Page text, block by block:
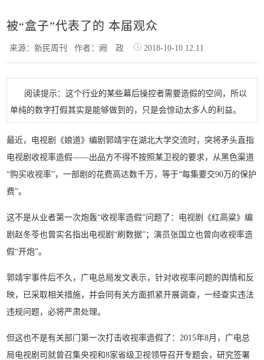
被“盒子”代表了的 本届观众
来源：新民周刊作者：阙 政 2018-10-10 12:11
阅读提示：这个行业的某些幕后操控者需要造假的空间，所以
单纯的数字打假其实是能够做到的，只是会惊动太多人的利益。
最近，电视剧《娘道》编剧郭靖宇在湖北大学交流时，突将矛头直指
电视剧收视率造假——出品方不得不按照某卫视的要求，从黑色渠道
“购买收视率”，一部剧的花费高达数千万，等于“每集要交90万的保护
费”。
这不是从业者第一次炮轰“收视率造假”问题了：电视剧《红高粱》编
剧赵冬苓也曾实名指出电视剧“刷数据”；演员张国立也曾向收视率造
假“开炮”。
郭靖宇事件后不久，广电总局发文表示，针对收视率问题的舆情和反
映，已采取相关措施，并会同有关方面抓紧开展调查，一经查实违法
违规问题，必将严肃处理。
但这也不是有关部门第一次打击收视率造假了：2015年8月，广电总
局电视剧司就曾召集央视和8家省级卫视领导召开专题会，研究签署